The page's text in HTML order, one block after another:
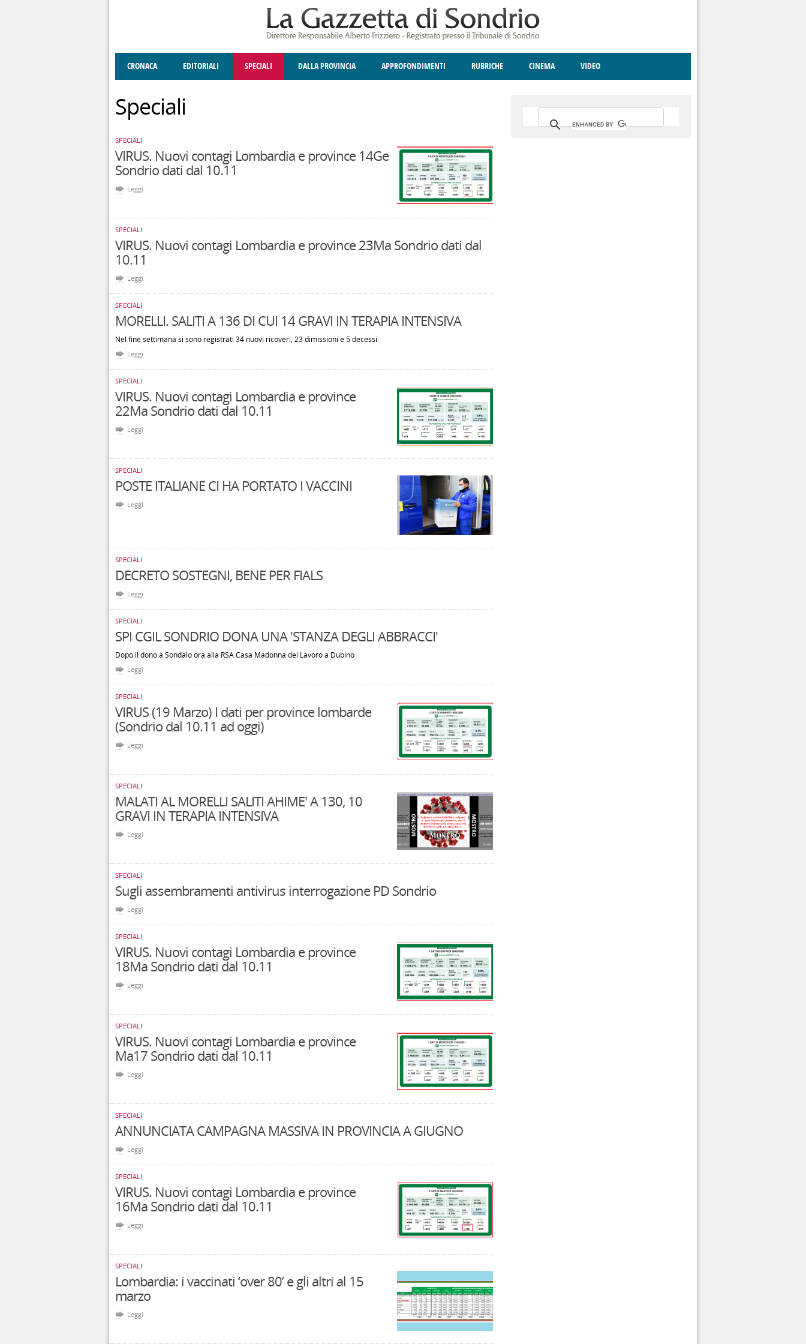
CRONACA EDITORIALI SPECIALI DALLA PROVINCIA APPROFONDIMENTI RUBRICHE CINEMA VIDEO
Speciali
SPECIALI
VIRUS. Nuovi contagi Lombardia e province 14Ge
Sondrio dati dal 10.11
Leggi
SPECIALI
VIRUS. Nuovi contagi Lombardia e province 23Ma Sondrio dati dal
10.11
Leggi
SPECIALI
MORELLI. SALITI A 136 DI CUI 14 GRAVI IN TERAPIA INTENSIVA
Nel fine settimana si sono registrati 34 nuovi ricoveri, 23 dimissioni e 5 decessi
Leggi
SPECIALI
VIRUS. Nuovi contagi Lombardia e province
22Ma Sondrio dati dal 10.11
Leggi
SPECIALI
POSTE ITALIANE CI HA PORTATO I VACCINI
Leggi
SPECIALI
DECRETO SOSTEGNI, BENE PER FIALS
Leggi
SPECIALI
SPI CGIL SONDRIO DONA UNA 'STANZA DEGLI ABBRACCI'
Dopo il dono a Sondalo ora alla RSA Casa Madonna del Lavoro a Dubino
Leggi
SPECIALI
VIRUS (19 Marzo) I dati per province lombarde
(Sondrio dal 10.11 ad oggi)
Leggi
SPECIALI
MALATI AL MORELLI SALITI AHIME' A 130, 10
GRAVI IN TERAPIA INTENSIVA
Leggi
SPECIALI
Sugli assembramenti antivirus interrogazione PD Sondrio
Leggi
SPECIALI
VIRUS. Nuovi contagi Lombardia e province
18Ma Sondrio dati dal 10.11
Leggi
SPECIALI
VIRUS. Nuovi contagi Lombardia e province
Ma17 Sondrio dati dal 10.11
Leggi
SPECIALI
ANNUNCIATA CAMPAGNA MASSIVA IN PROVINCIA A GIUGNO
Leggi
SPECIALI
VIRUS. Nuovi contagi Lombardia e province
16Ma Sondrio dati dal 10.11
Leggi
SPECIALI
Lombardia: i vaccinati ‘over 80’ e gli altri al 15
marzo
Leggi